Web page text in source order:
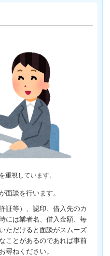
重視しています。
面談を行います。
証等）、認印、借入先のカ
には業者名、借入金額、毎
ただけると面談がスムーズ
ことがあるのであれば事前
尋ねください。